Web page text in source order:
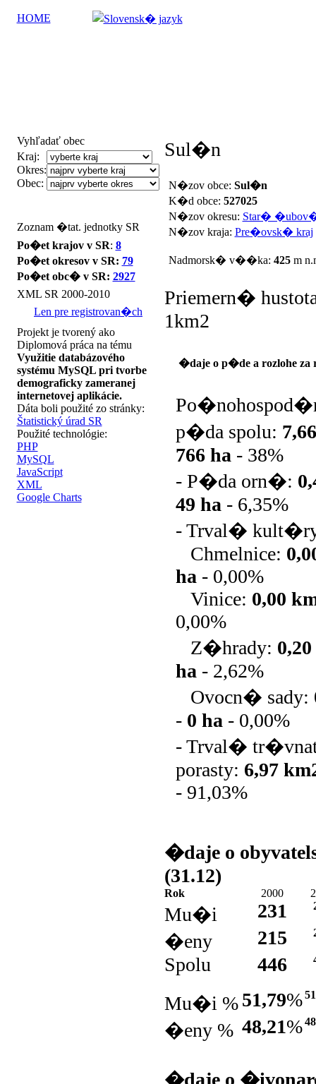
HOME
Vyhľadať obec
Kraj:
Okres:
Obec:
Zoznam �tat. jednotky SR
Po�et krajov v SR: 8
Po�et okresov v SR: 79
Po�et obc� v SR: 2927
XML SR 2000-2010
Len pre registrovan�ch
Projekt je tvorený ako
Diplomová práca na tému
Využitie databázového
systému MySQL pri tvorbe
demograficky zameranej
internetovej aplikácie.
Dáta boli použité zo stránky:
Štatistický úrad SR
Použité technológie:
PHP
MySQL
JavaScript
XML
Google Charts
Sul�n
N�zov obce: Sul�n
K�d obce: 527025
N�zov okresu: Star�
N�zov kraja: Pre�ovsk� kraj
Nadmorsk� v��ka: 425m
Priemern�
1km2
�daje o p�de a rozlohe za
p�da spolu:
766 ha - 38%
- P�da orn�:
49 ha - 6,35%
- Trval�
Chmelnice:
ha - 0,00%
Vinice: 0,00
0,00%
Z�hrady:
ha - 2,62%
Ovocn� sady:
- 0 ha - 0,00%
- Trval�
porasty: 6,97
- 91,03%
�daje o
(31.12)
Rok 2000
Mu�i 231
�eny 215
Spolu 446
Mu�i % 51,79%
�eny % 48,21%
�daje o